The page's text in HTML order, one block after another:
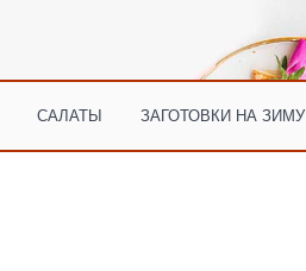
САЛАТЫ ЗАГОТОВКИ НА ЗИМУ